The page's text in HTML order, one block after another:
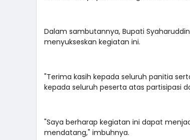
Dalam sambutannya, Bupati
menyukseskan kegiatan ini.
"Terima kasih kepada seluruh panitia
kepada seluruh peserta atas partisipasi
"Saya berharap kegiatan ini dapat
mendatang," imbuhnya.